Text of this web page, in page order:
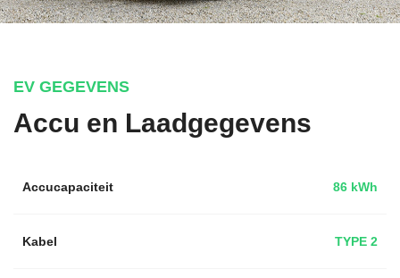
EV GEGEVENS
Accu en Laadgegevens
Accucapaciteit 86 kWh
Kabel TYPE 2